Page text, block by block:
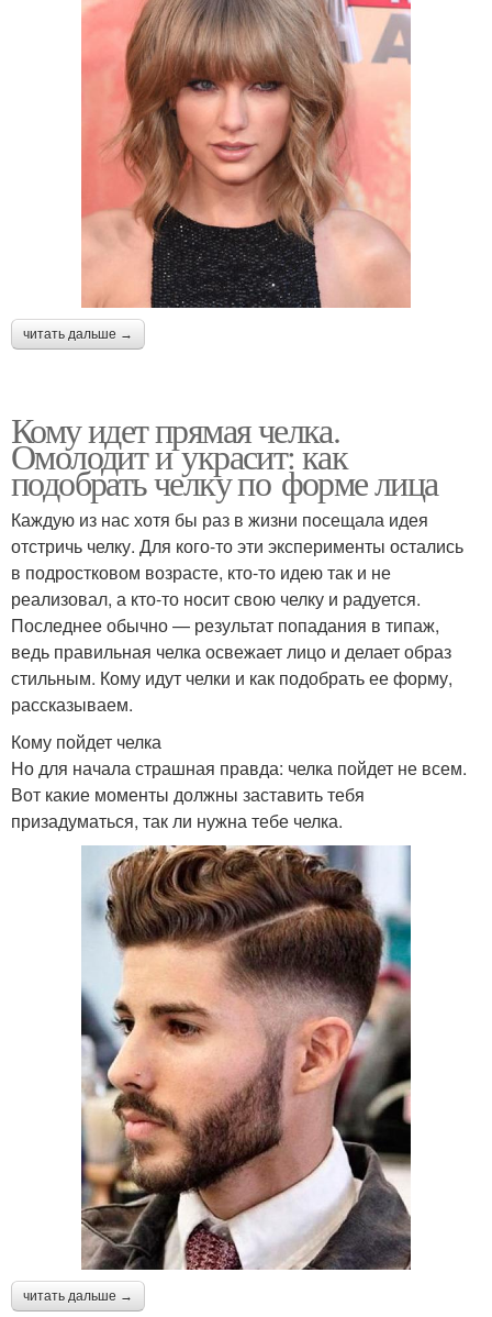
читать дальше →
Кому идет прямая челка.
Омолодит и украсит: как
подобрать челку по форме лица
Каждую из нас хотя бы раз в жизни посещала идея
отстричь челку. Для кого-то эти эксперименты остались
в подростковом возрасте, кто-то идею так и не
реализовал, а кто-то носит свою челку и радуется.
Последнее обычно — результат попадания в типаж,
ведь правильная челка освежает лицо и делает образ
стильным. Кому идут челки и как подобрать ее форму,
рассказываем.
Кому пойдет челка
Но для начала страшная правда: челка пойдет не всем.
Вот какие моменты должны заставить тебя
призадуматься, так ли нужна тебе челка.
читать дальше →